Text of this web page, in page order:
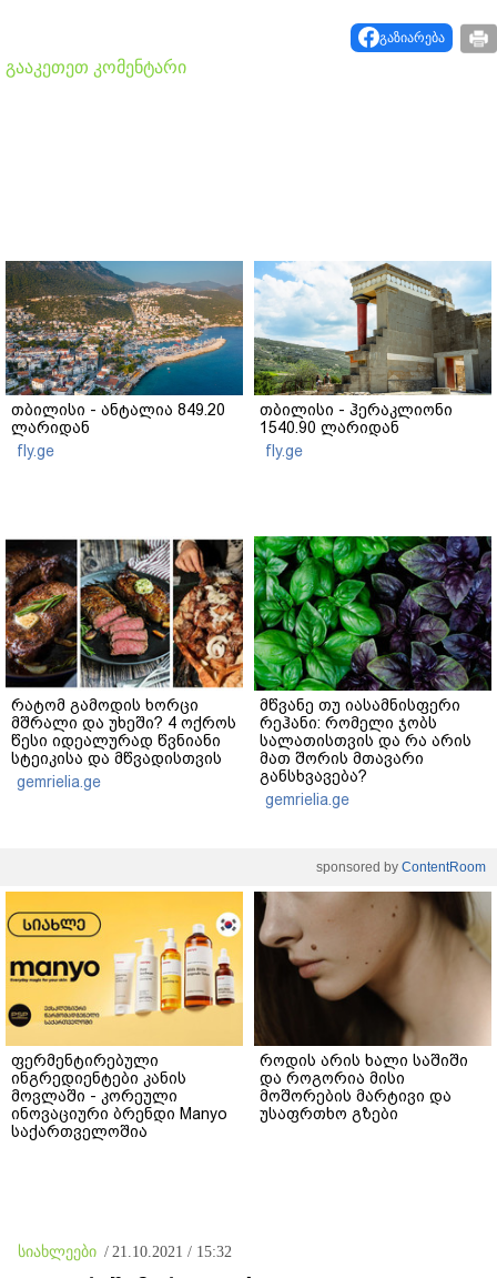
გაზიარება
გააკეთეთ კომენტარი
თბილისი - ანტალია 849.20
ლარიდან
fly.ge
თბილისი - ჰერაკლიონი
1540.90 ლარიდან
fly.ge
რატომ გამოდის ხორცი
მშრალი და უხეში? 4 ოქროს
წესი იდეალურად წვნიანი
სტეიკისა და მწვადისთვის
gemrielia.ge
მწვანე თუ იასამნისფერი
რეჰანი: რომელი ჯობს
სალათისთვის და რა არის
მათ შორის მთავარი
განსხვავება?
gemrielia.ge
sponsored by ContentRoom
ფერმენტირებული
ინგრედიენტები კანის
მოვლაში - კორეული
ინოვაციური ბრენდი Manyo
საქართველოშია
როდის არის ხალი საშიში
და როგორია მისი
მოშორების მარტივი და
უსაფრთხო გზები
სიახლეები / 21.10.2021 / 15:32